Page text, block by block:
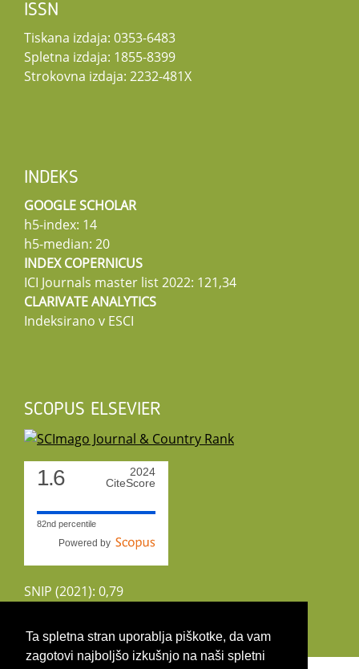
Ta spletna stran uporablja piškotke, da vam
zagotovi najboljšo izkušnjo na naši spletni
ISSN
Tiskana izdaja: 0353-6483
Spletna izdaja: 1855-8399
Strokovna izdaja: 2232-481X
INDEKS
GOOGLE SCHOLAR
h5-index: 14
h5-median: 20
INDEX COPERNICUS
ICI Journals master list 2022: 121,34
CLARIVATE ANALYTICS
Indeksirano v ESCI
SCOPUS ELSEVIER
1.6
2024
CiteScore
82nd percentile
Powered by
SNIP (2021): 0,79